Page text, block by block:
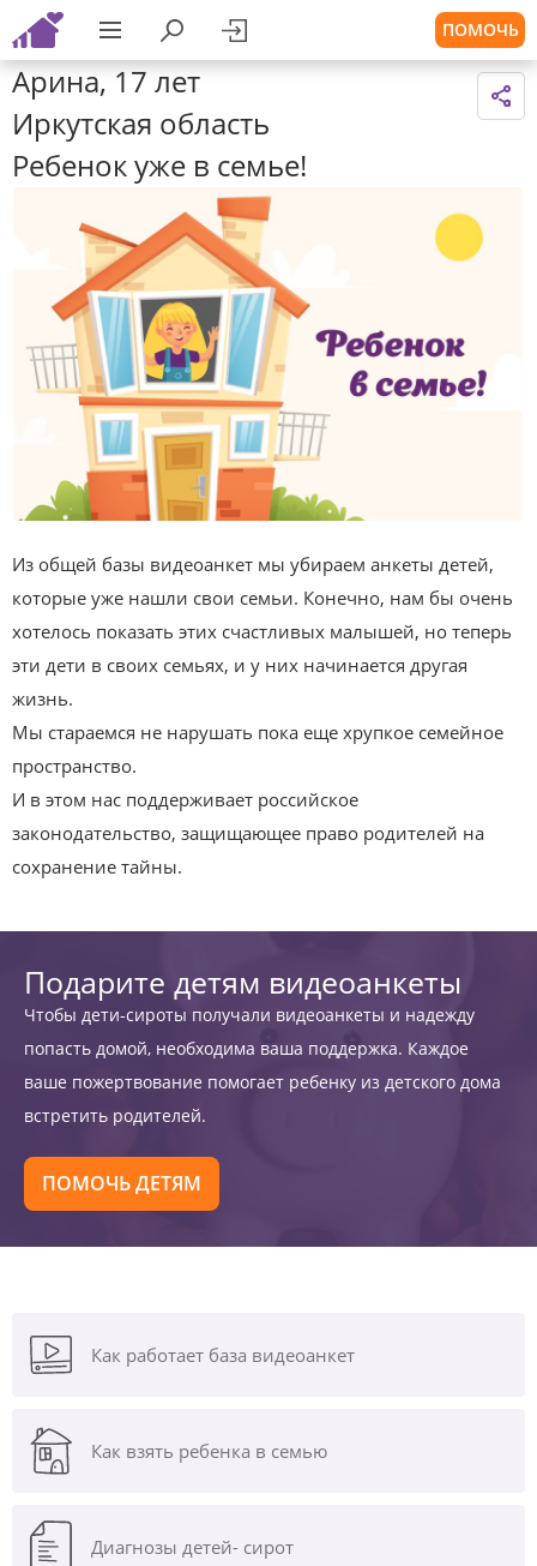
ПОМОЧЬ
Арина, 17 лет
Иркутская область
Ребенок уже в семье!
Из общей базы видеоанкет мы убираем анкеты детей,
которые уже нашли свои семьи. Конечно, нам бы очень
хотелось показать этих счастливых малышей, но теперь
эти дети в своих семьях, и у них начинается другая
жизнь.
Мы стараемся не нарушать пока еще хрупкое семейное
пространство.
И в этом нас поддерживает российское
законодательство, защищающее право родителей на
сохранение тайны.
Подарите детям видеоанкеты
Чтобы дети-сироты получали видеоанкеты и надежду
попасть домой, необходима ваша поддержка. Каждое
ваше пожертвование помогает ребенку из детского дома
встретить родителей.
ПОМОЧЬ ДЕТЯМ
Как работает база видеоанкет
Как взять ребенка в семью
Диагнозы детей- сирот